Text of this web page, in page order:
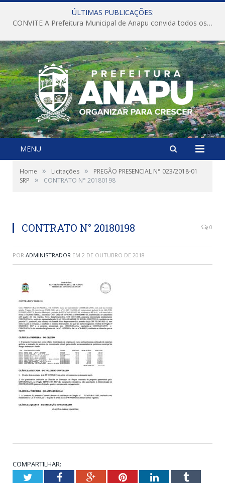
ÚLTIMAS PUBLICAÇÕES:
CONVITE A Prefeitura Municipal de Anapu convida todos os servidores públicos municipais para participarem da Audiência Pública de discussão da Lei de Diretrizes Orçamentárias (LDO), importante instrumento de planejamento das ações e investimentos da Administração Pública para o próximo exercício financeiro.
MENU
Home » Licitações »
PREGÃO PRESENCIAL N° 023/2018-01
SRP
» CONTRATO N° 20180198
CONTRATO N° 20180198 0
POR ADMINISTRADOR EM 2 DE OUTUBRO DE 2018
COMPARTILHAR:
TwitterFacebookGoogle+PinterestLinkedInTumblr